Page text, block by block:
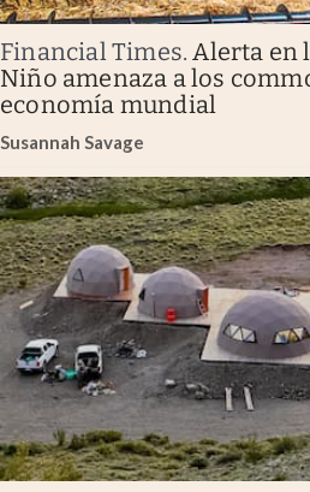
Financial Times.Alerta en
Niño amenaza a los
economía mundial
Susannah Savage